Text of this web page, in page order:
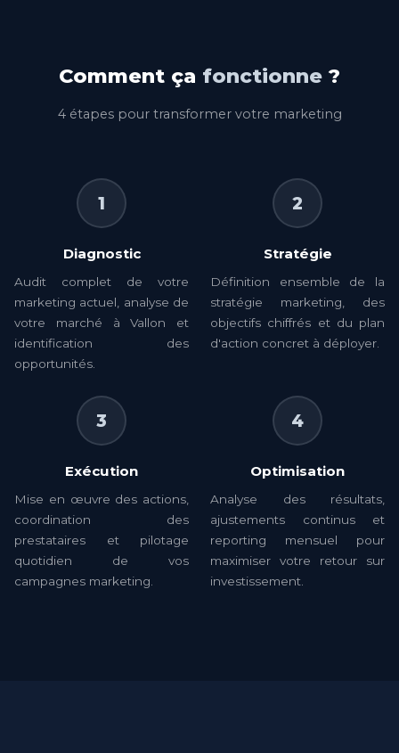
Comment ça fonctionne ?
4 étapes pour transformer votre marketing
1
Diagnostic
Audit complet de votre
marketing actuel, analyse de
votre marché à Vallon et
identification des
opportunités.
2
Stratégie
Définition ensemble de la
stratégie marketing, des
objectifs chiffrés et du plan
d'action concret à déployer.
3
Exécution
Mise en œuvre des actions,
coordination des
prestataires et pilotage
quotidien de vos
campagnes marketing.
4
Optimisation
Analyse des résultats,
ajustements continus et
reporting mensuel pour
maximiser votre retour sur
investissement.